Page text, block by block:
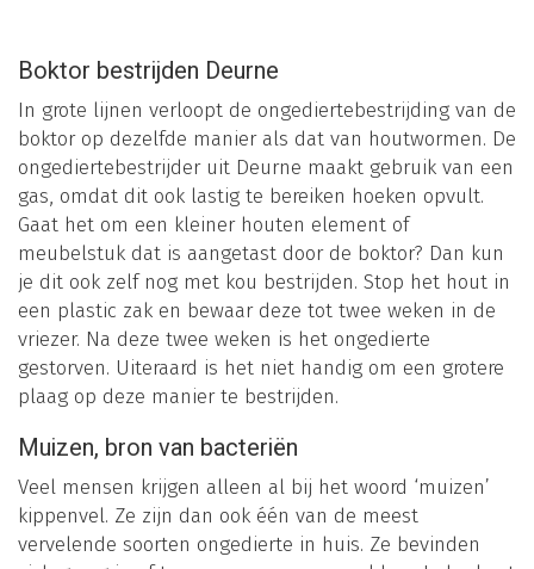
Boktor bestrijden Deurne
In grote lijnen verloopt de ongediertebestrijding van de
boktor op dezelfde manier als dat van houtwormen. De
ongediertebestrijder uit Deurne maakt gebruik van een
gas, omdat dit ook lastig te bereiken hoeken opvult.
Gaat het om een kleiner houten element of
meubelstuk dat is aangetast door de boktor? Dan kun
je dit ook zelf nog met kou bestrijden. Stop het hout in
een plastic zak en bewaar deze tot twee weken in de
vriezer. Na deze twee weken is het ongedierte
gestorven. Uiteraard is het niet handig om een grotere
plaag op deze manier te bestrijden.
Muizen, bron van bacteriën
Veel mensen krijgen alleen al bij het woord ‘muizen’
kippenvel. Ze zijn dan ook één van de meest
vervelende soorten ongedierte in huis. Ze bevinden